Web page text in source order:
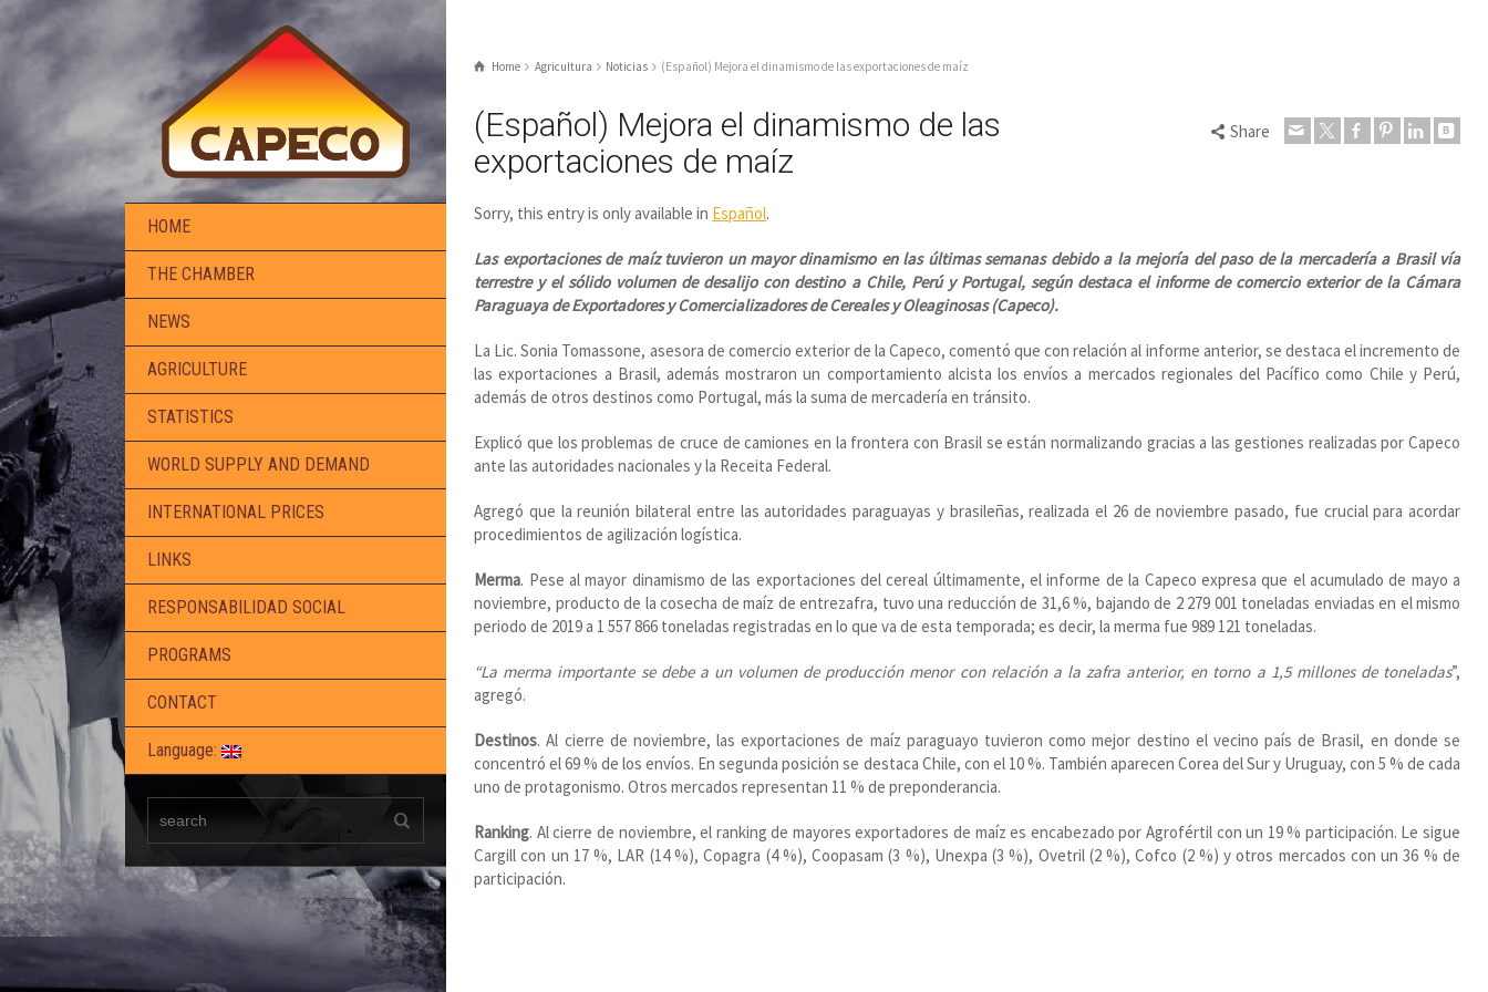
HOME
THE CHAMBER
NEWS
AGRICULTURE
STATISTICS
WORLD SUPPLY AND DEMAND
INTERNATIONAL PRICES
LINKS
RESPONSABILIDAD SOCIAL
PROGRAMS
CONTACT
Language:
Home Agricultura Noticias (Español) Mejora el dinamismo de las exportaciones de maíz
(Español) Mejora el dinamismo de las
exportaciones de maíz
Share
Sorry, this entry is only available in Español.
Las exportaciones de maíz tuvieron un mayor dinamismo en las últimas semanas debido a la mejoría del paso de la mercadería a Brasil vía
terrestre y el sólido volumen de desalijo con destino a Chile, Perú y Portugal, según destaca el informe de comercio exterior de la Cámara
Paraguaya de Exportadores y Comercializadores de Cereales y Oleaginosas (Capeco).
La Lic. Sonia Tomassone, asesora de comercio exterior de la Capeco, comentó que con relación al informe anterior, se destaca el incremento de
las exportaciones a Brasil, además mostraron un comportamiento alcista los envíos a mercados regionales del Pacífico como Chile y Perú,
además de otros destinos como Portugal, más la suma de mercadería en tránsito.
Explicó que los problemas de cruce de camiones en la frontera con Brasil se están normalizando gracias a las gestiones realizadas por Capeco
ante las autoridades nacionales y la Receita Federal.
Agregó que la reunión bilateral entre las autoridades paraguayas y brasileñas, realizada el 26 de noviembre pasado, fue crucial para acordar
procedimientos de agilización logística.
Merma. Pese al mayor dinamismo de las exportaciones del cereal últimamente, el informe de la Capeco expresa que el acumulado de mayo a
noviembre, producto de la cosecha de maíz de entrezafra, tuvo una reducción de 31,6 %, bajando de 2 279 001 toneladas enviadas en el mismo
periodo de 2019 a 1 557 866 toneladas registradas en lo que va de esta temporada; es decir, la merma fue 989 121 toneladas.
“La merma importante se debe a un volumen de producción menor con relación a la zafra anterior, en torno a 1,5 millones de toneladas”,
agregó.
Destinos. Al cierre de noviembre, las exportaciones de maíz paraguayo tuvieron como mejor destino el vecino país de Brasil, en donde se
concentró el 69 % de los envíos. En segunda posición se destaca Chile, con el 10 %. También aparecen Corea del Sur y Uruguay, con 5 % de cada
uno de protagonismo. Otros mercados representan 11 % de preponderancia.
Ranking. Al cierre de noviembre, el ranking de mayores exportadores de maíz es encabezado por Agrofértil con un 19 % participación. Le sigue
Cargill con un 17 %, LAR (14 %), Copagra (4 %), Coopasam (3 %), Unexpa (3 %), Ovetril (2 %), Cofco (2 %) y otros mercados con un 36 % de
participación.